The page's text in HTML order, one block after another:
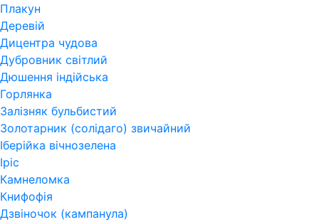
Плакун
Деревій
Дицентра чудова
Дубровник світлий
Дюшення індійська
Горлянка
Залізняк бульбистий
Золотарник (солідаго) звичайний
Іберійка вічнозелена
Іріс
Камнеломка
Книфофія
Дзвіночок (кампанула)